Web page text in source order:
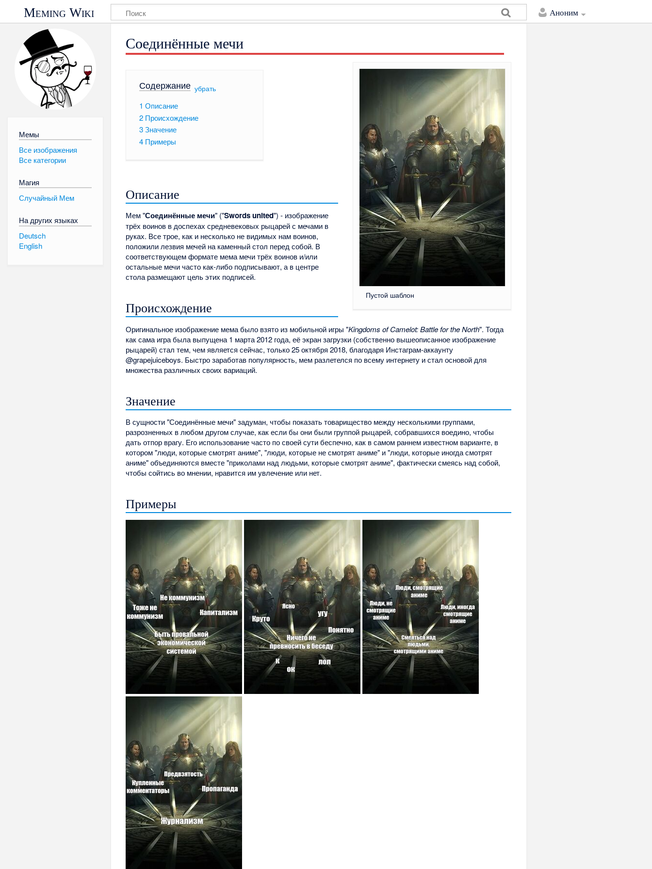
Аноним
Meming Wiki
Мемы
Все изображения
Все категории
Магия
Случайный Мем
На других языках
Deutsch
English
Соединённые мечи
Пустой шаблон
Содержание[ убрать]
1 Описание
2 Происхождение
3Значение
4 Примеры
Описание
Мем "Соединённые мечи" ("Swords united") - изображение
трёх воинов в доспехах средневековых рыцарей с мечами в
руках. Все трое, как и несколько не видимых нам воинов,
положили лезвия мечей на каменный стол перед собой. В
соответствующем формате мема мечи трёх воинов и/или
остальные мечи часто как-либо подписывают, а в центре
стола размещают цель этих подписей.
Происхождение
Оригинальное изображение мема было взято из мобильной игры "Kingdoms of Camelot: Battle for the North". Тогда
как сама игра была выпущена 1 марта 2012 года, её экран загрузки (собственно вышеописанное изображение
рыцарей) стал тем, чем является сейчас, только 25 октября 2018, благодаря Инстаграм-аккаунту
@grapejuiceboys. Быстро заработав популярность, мем разлетелся по всему интернету и стал основой для
множества различных своих вариаций.
Значение
В сущности "Соединённые мечи" задуман, чтобы показать товарищество между несколькими группами,
разрозненных в любом другом случае, как если бы они были группой рыцарей, собравшихся воедино, чтобы
дать отпор врагу. Его использование часто по своей сути беспечно, как в самом раннем известном варианте, в
котором "люди, которые смотрят аниме", "люди, которые не смотрят аниме" и "люди, которые иногда смотрят
аниме" объединяются вместе "приколами над людьми, которые смотрят аниме", фактически смеясь над собой,
чтобы сойтись во мнении, нравится им увлечение или нет.
Примеры